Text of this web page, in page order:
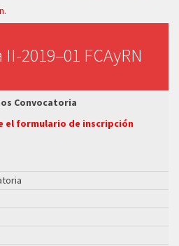
2019–01 FCAyRN
Convocatoria
el formulario de inscripción